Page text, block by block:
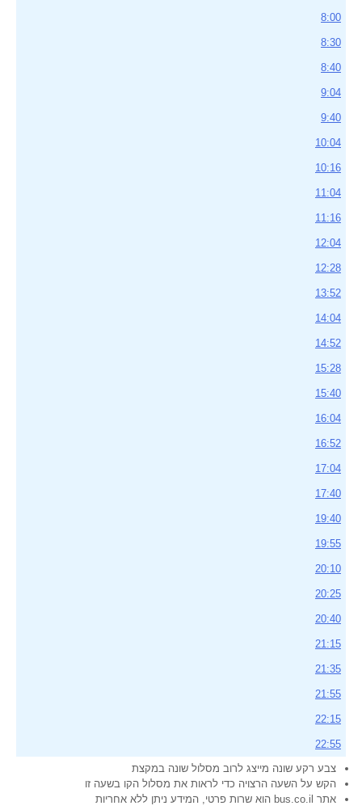
8:00
8:30
8:40
9:04
9:40
10:04
10:16
11:04
11:16
12:04
12:28
13:52
14:04
14:52
15:28
15:40
16:04
16:52
17:04
17:40
19:40
19:55
20:10
20:25
20:40
21:15
21:35
21:55
22:15
22:55
צבע רקע שונה מייצג לרוב מסלול שונה במקצת
הקש על השעה הרצויה כדי לראות את מסלול הקו בשעה זו
אתר bus.co.il הוא שרות פרטי, המידע ניתן ללא אחריות